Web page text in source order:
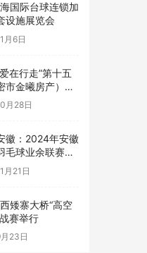
国际台球连锁加
设施展览会
月6日
在行走”第十五
市金曦房产）公
动圆满结束
月28日
徽：2024年安徽
毛球业余联赛总
情盛宴落幕》
月21日
矮寨大桥“高空
赛举行
23日